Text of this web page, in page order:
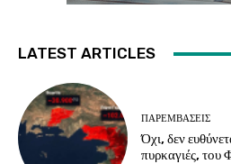
LATEST ARTICLES
ΠΑΡΕΜΒΑΣΕΙΣ
Όχι, δεν
πυρκαγιές, του